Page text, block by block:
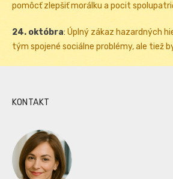
pomôcť zlepšiť morálku a pocit
24. októbra: Úplný zákaz hazardných
tým spojené sociálne problémy, ale tiež
KONTAKT